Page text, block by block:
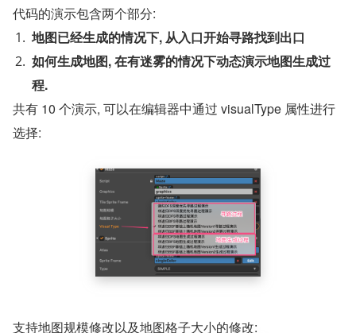
代码的演示包含两个部分:
地图已经生成的情况下, 从入口开始寻路找到出口
如何生成地图, 在有迷雾的情况下动态演示地图生成过
程.
共有 10 个演示, 可以在编辑器中通过 visualType 属性进行
选择:
支持地图规模修改以及地图格子大小的修改: